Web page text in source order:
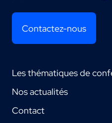
Contactez-nous
Les thématiques de
Nos actualités
Contact